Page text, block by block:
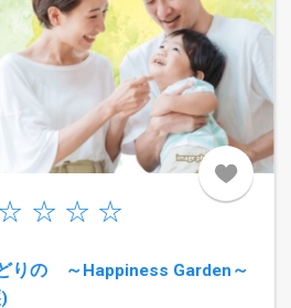
りの ～Happiness Garden～